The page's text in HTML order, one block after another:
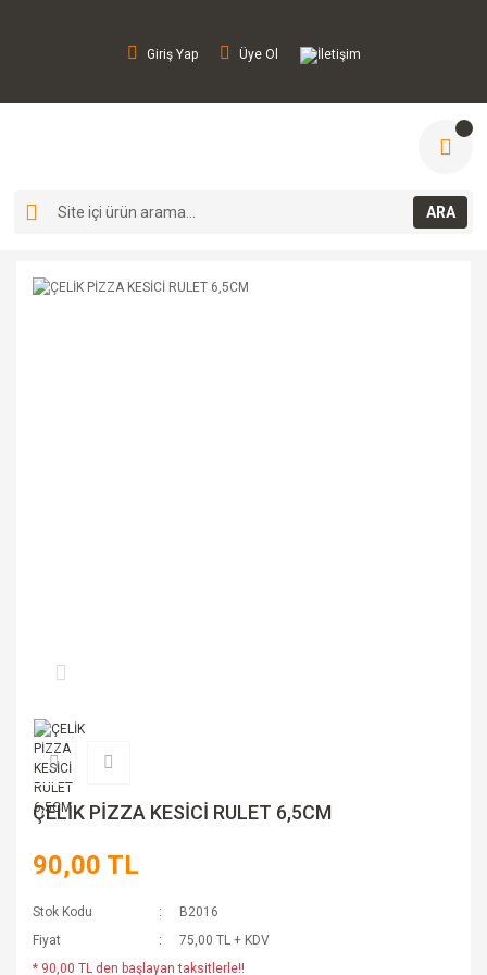
Giriş Yap Üye Ol İletişim
ARA
ÇELİK PİZZA KESİCİ RULET 6,5CM
90,00 TL
Stok Kodu
B2016
Fiyat
75,00 TL + KDV
* 90,00 TL den başlayan taksitlerle!!